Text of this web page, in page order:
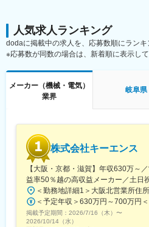
国で活躍しています。
普段利用する通勤電車や路線バ
で話題になる豪華列車など、様
売・サービス拠点を展開していま
■働きやすさ：
・入社3年後定着率90％以上、
・当社はすべての社員が安心し
ために、様々な支援制度を導入
・また、世界の多様なニーズに
・男女、人種を問わず、どのラ
揮できるよう環境づくりに取り
■就業環境／研修制度の一例：
◎ワークライフバランス支援
・コアタイムなしのフレックス
・テレワークの導入
・配偶者転勤休職、介護休職、
・有給残余日数積立制度
◎研修制度
人気求人ランキング
dodaに掲載中の求人を、応募数順にランキ
※応募数が同数の場合は、新着順に表示して
メーカー（機械・電気）
業界
岐阜県
株式会社キーエンス
【大阪・京都・滋賀】年収630万～
益率50％越の高収益メーカー／土日
掲載予定期間： 2026/7/16（木） 〜
2026/10/14（水）